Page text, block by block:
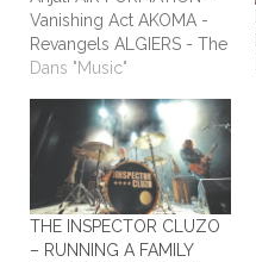
Vanishing Act AKOMA -
Revangels ALGIERS - The
Underside of Power
One's For The Humans
ALL TIME LOW - Dirty
Laundry ALL WE ARE -
Burn It All Out AMBER
RUN - No Answers…
Dans "Music"
THE INSPECTOR CLUZO
– RUNNING A FAMILY